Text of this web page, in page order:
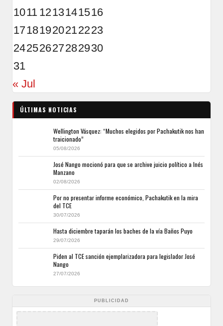
1011 1213141516
17181920212223
24252627282930
31
« Jul
ÚLTIMAS NOTICIAS
Wellington Vásquez: “Muchos elegidos por Pachakutik nos han
traicionado”
05/08/2026
José Nango mocionó para que se archive juicio político a Inés
Manzano
02/08/2026
Por no presentar informe económico, Pachakutik en la mira
del TCE
30/07/2026
Hasta diciembre taparán los baches de la vía Baños Puyo
29/07/2026
Piden al TCE sanción ejemplarizadora para legislador José
Nango
27/07/2026
PUBLICIDAD